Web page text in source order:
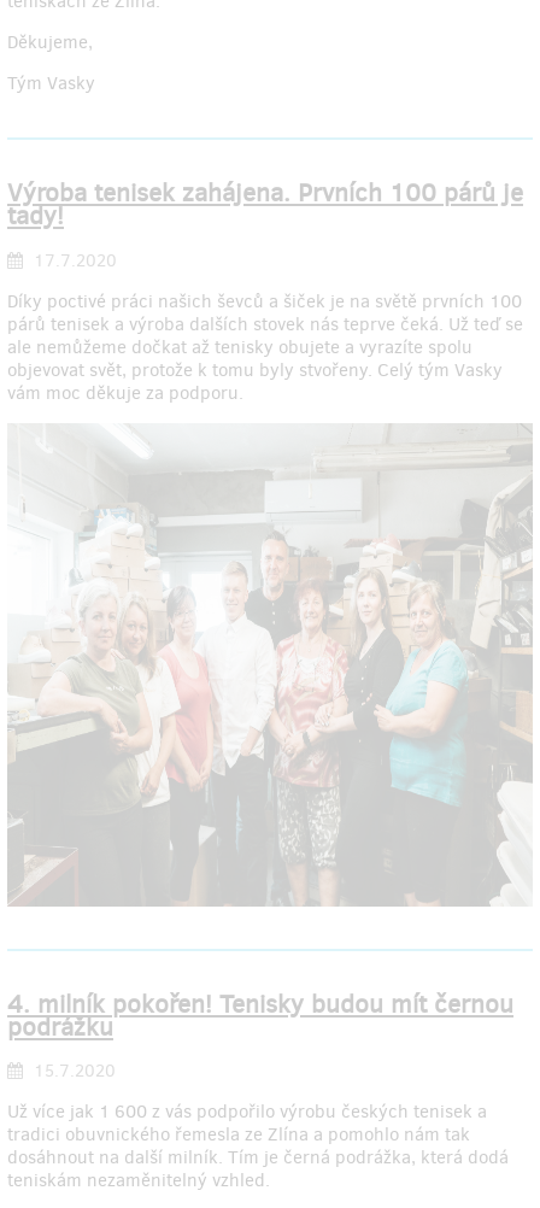
Děkujeme,
Tým Vasky
Výroba tenisek zahájena. Prvních 100 párů je
tady!
17.7.2020
Díky poctivé práci našich ševců a šiček je na světě prvních 100
párů tenisek a výroba dalších stovek nás teprve čeká. Už teď se
ale nemůžeme dočkat až tenisky obujete a vyrazíte spolu
objevovat svět, protože k tomu byly stvořeny. Celý tým Vasky
vám moc děkuje za podporu.
4. milník pokořen! Tenisky budou mít černou
podrážku
15.7.2020
Už více jak 1 600 z vás podpořilo výrobu českých tenisek a
tradici obuvnického řemesla ze Zlína a pomohlo nám tak
dosáhnout na další milník. Tím je černá podrážka, která dodá
teniskám nezaměnitelný vzhled.